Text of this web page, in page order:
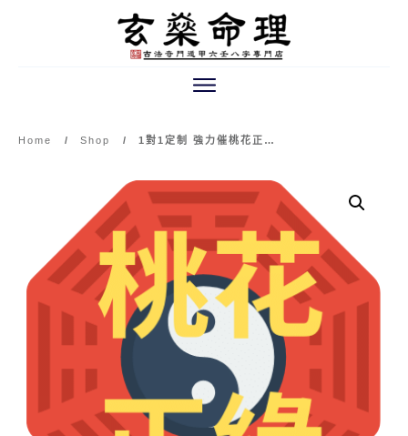
Home / Shop / 1對1定制 強力催桃花正緣教學（必須購買一份命書才可享有的優惠）